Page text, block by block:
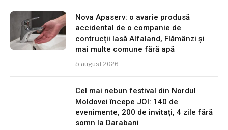
Nova Apaserv: o avarie produsă
accidental de o companie de
contrucții lasă Alfaland, Flămânzi și
mai multe comune fără apă
5 august 2026
Cel mai nebun festival din Nordul
Moldovei începe JOI: 140 de
evenimente, 200 de invitați, 4 zile fără
somn la Darabani